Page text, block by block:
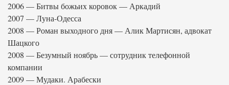
2006 — Битвы божьих коровок — Аркадий
2007 — Луна-Одесса
2008 — Роман выходного дня — Алик Мартисян, адвокат
Шацкого
2008 — Безумный ноябрь — сотрудник телефонной
компании
2009 — Мудаки. Арабески